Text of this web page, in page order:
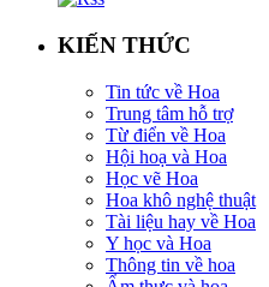
KIẾN THỨC
Tin tức về Hoa
Trung tâm hỗ trợ
Từ điển về Hoa
Hội hoạ và Hoa
Học vẽ Hoa
Hoa khô nghệ thuật
Tài liệu hay về Hoa
Y học và Hoa
Thông tin về hoa